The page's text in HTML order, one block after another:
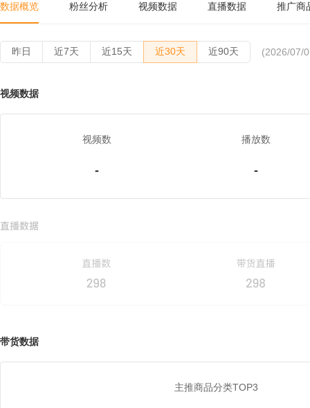
数据概览 粉丝分析 视频数据 直播数据 推广商
昨日 近7天 近15天 近30天 近90天 (2026/07/
视频数据
视频数
-
播放数
-
带货数据
主推商品分类TOP3